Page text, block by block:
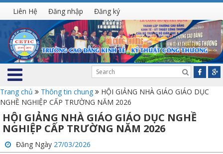
Liên Hệ Đăng nhập Đăng ký
Trang chủ Thông tin chung
HỘI GIẢNG NHÀ GIÁO GIÁO DỤC
NGHỀ NGHIỆP CẤP TRƯỜNG NĂM 2026
HỘI GIẢNG NHÀ GIÁO GIÁO DỤC NGHỀ
NGHIỆP CẤP TRƯỜNG NĂM 2026
Đăng Ngày 27/03/2026